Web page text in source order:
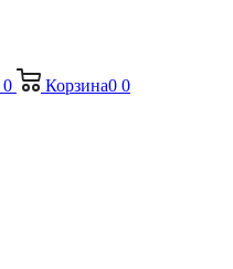
0 Корзина0 0